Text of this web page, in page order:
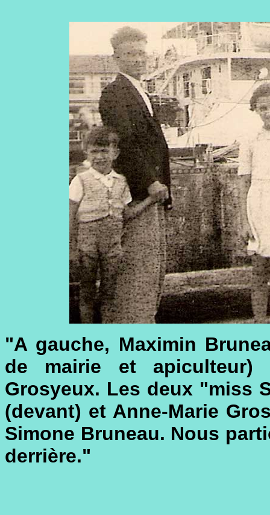
"A gauche, Maximin
de mairie et apiculteur)
Grosyeux. Les deux "miss
(devant) et Anne-Marie
Simone Bruneau. Nous
derrière."